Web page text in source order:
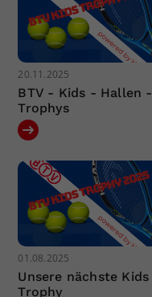
20.11.2025
BTV - Kids - Hallen -
Trophys
01.08.2025
Unsere nächste Kids
Trophy